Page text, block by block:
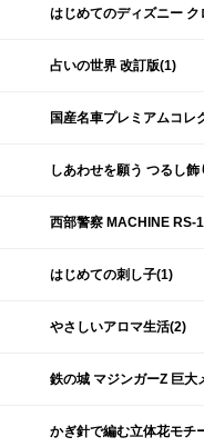
はじめてのディズニー
占いの世界 改訂版(1)
国産名車プレミアムコレ
しあわせを願う つるし飾
西部警察 MACHINE RS-
はじめての刺し子(1)
やさしいアロマ生活(2)
鉄の城 マジンガーZ 巨大
かぎ針で編む立体花モチ